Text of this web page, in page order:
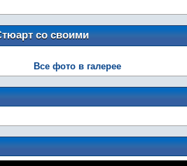
со своими
Все фото в галерее